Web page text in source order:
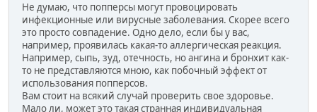
Не думаю, что попперсы могут провоцировать
инфекционные или вирусные заболевания. Скорее всего
это просто совпадение. Одно дело, если бы у вас,
например, проявилась какая-то аллергическая реакция.
Например, сыпь, зуд, отечность, но ангина и бронхит как-
то не представляются мною, как побочный эффект от
использования попперсов.
Вам стоит на всякий случай проверить свое здоровье.
Мало ли, может это такая странная индивидуальная